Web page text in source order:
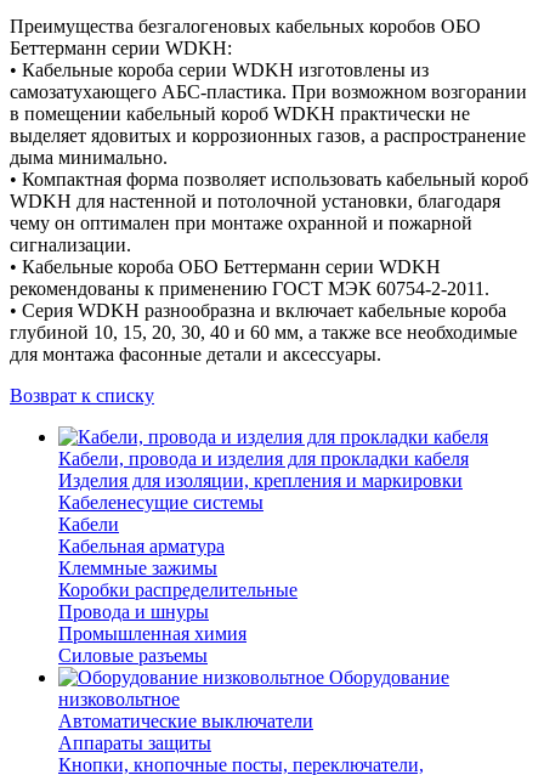
Преимущества безгалогеновых кабельных коробов ОБО
Беттерманн серии WDKH:
• Кабельные короба серии WDKH изготовлены из
самозатухающего АБС-пластика. При возможном возгорании
в помещении кабельный короб WDKH практически не
выделяет ядовитых и коррозионных газов, а распространение
дыма минимально.
• Компактная форма позволяет использовать кабельный короб
WDKH для настенной и потолочной установки, благодаря
чему он оптимален при монтаже охранной и пожарной
сигнализации.
• Кабельные короба ОБО Беттерманн серии WDKH
рекомендованы к применению ГОСТ МЭК 60754-2-2011.
• Серия WDKH разнообразна и включает кабельные короба
глубиной 10, 15, 20, 30, 40 и 60 мм, а также все необходимые
для монтажа фасонные детали и аксессуары.
Возврат к списку
Кабели, провода и изделия для прокладки кабеля
Изделия для изоляции, крепления и маркировки
Кабеленесущие системы
Кабели
Кабельная арматура
Клеммные зажимы
Коробки распределительные
Провода и шнуры
Промышленная химия
Силовые разъемы
Оборудование
низковольтное
Автоматические выключатели
Аппараты защиты
Кнопки, кнопочные посты, переключатели,